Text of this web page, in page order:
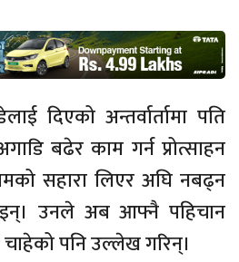
दिएको अन्तर्वार्तामा पति
बढेर काम गर्न प्रोत्साहन
सहारा लिएर अघि नबढ्न
उनले अब आफ्नै पहिचान
चाहेको पनि उल्लेख गरिन्।